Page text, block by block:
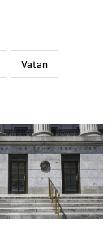
Vatan